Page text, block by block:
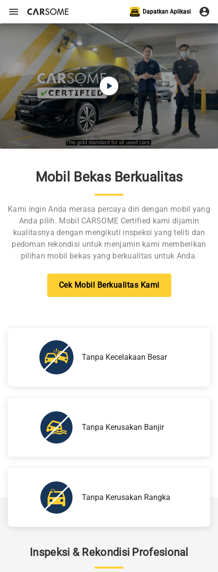
Dapatkan Aplikasi
Mobil Bekas Berkualitas
Kami ingin Anda merasa percaya diri dengan mobil yang
Anda pilih. Mobil CARSOME Certified kami dijamin
kualitasnya dengan mengikuti inspeksi yang teliti dan
pedoman rekondisi untuk menjamin kami memberikan
pilihan mobil bekas yang berkualitas untuk Anda.
Cek Mobil Berkualitas Kami
Tanpa Kecelakaan Besar
Tanpa Kerusakan Banjir
Tanpa Kerusakan Rangka
Inspeksi & Rekondisi Profesional